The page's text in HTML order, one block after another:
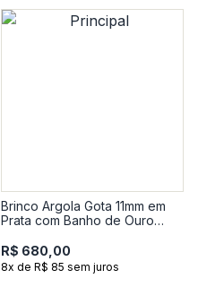
Brinco Argola Gota 11mm em
Prata com Banho de Ouro
R$ 680,00
8x de R$ 85 sem juros